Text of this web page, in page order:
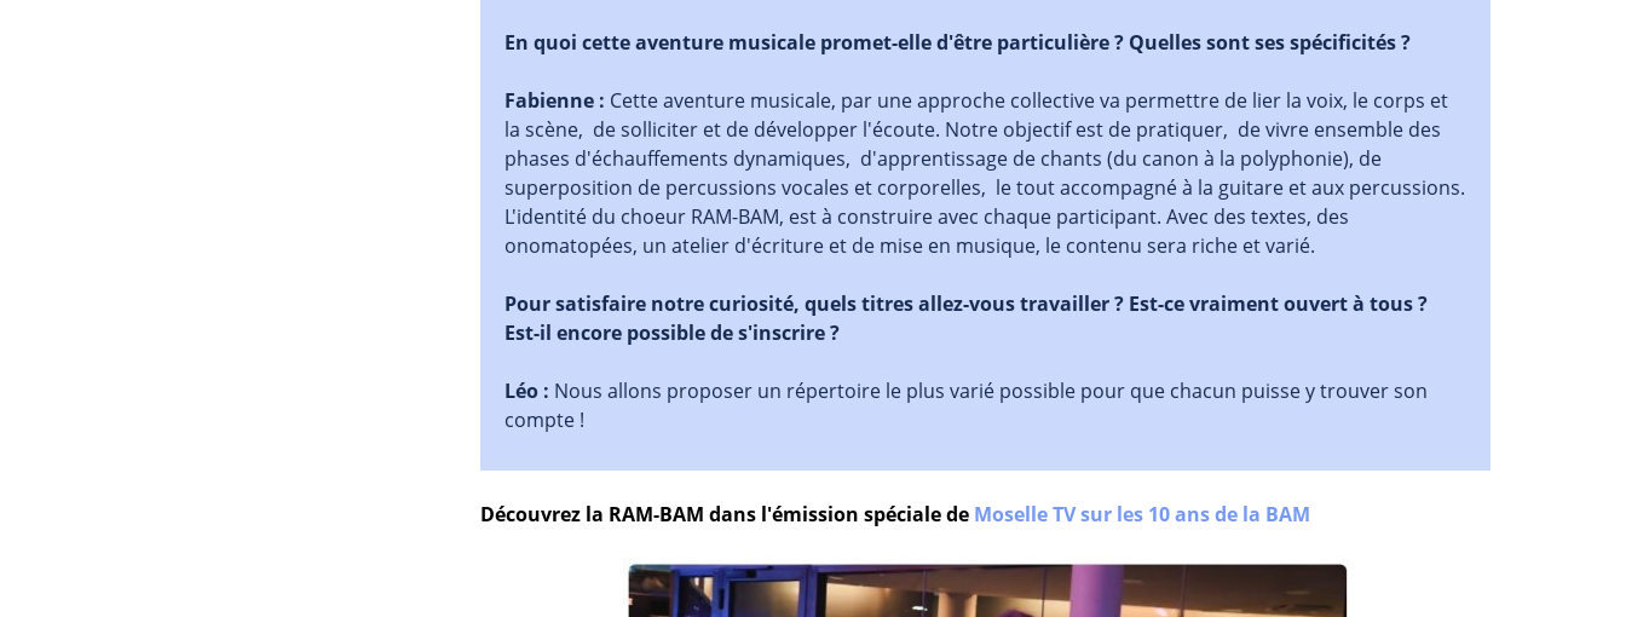
En quoi cette aventure musicale promet-elle d'être particulière ? Quelles sont ses spécificités ?
Fabienne : Cette aventure musicale, par une approche collective va permettre de lier la voix, le corps et
la scène, de solliciter et de développer l'écoute. Notre objectif est de pratiquer, de vivre ensemble des
phases d'échauffements dynamiques, d'apprentissage de chants (du canon à la polyphonie), de
superposition de percussions vocales et corporelles, le tout accompagné à la guitare et aux percussions.
L'identité du choeur RAM-BAM, est à construire avec chaque participant. Avec des textes, des
onomatopées, un atelier d'écriture et de mise en musique, le contenu sera riche et varié.
Pour satisfaire notre curiosité, quels titres allez-vous travailler ? Est-ce vraiment ouvert à tous ?
Est-il encore possible de s'inscrire ?
Léo : Nous allons proposer un répertoire le plus varié possible pour que chacun puisse y trouver son
compte !
Découvrez la RAM-BAM dans l'émission spéciale de Moselle TV sur les 10 ans de la BAM